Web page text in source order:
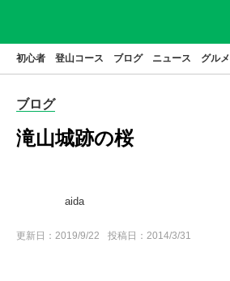
ニュース アクセス 駐車場
登山コース
高尾山とは
初心者 登山コース ブログ ニュース グルメ
ブログ
滝山城跡の桜
aida
更新日： 2019/9/22 投稿日：2014/3/31